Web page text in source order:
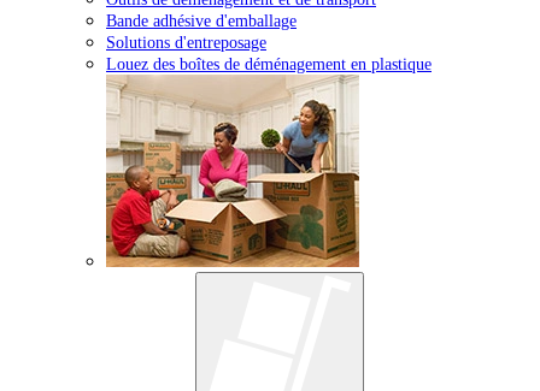
Bande adhésive d'emballage
Solutions d'entreposage
Louez des boîtes de déménagement en plastique